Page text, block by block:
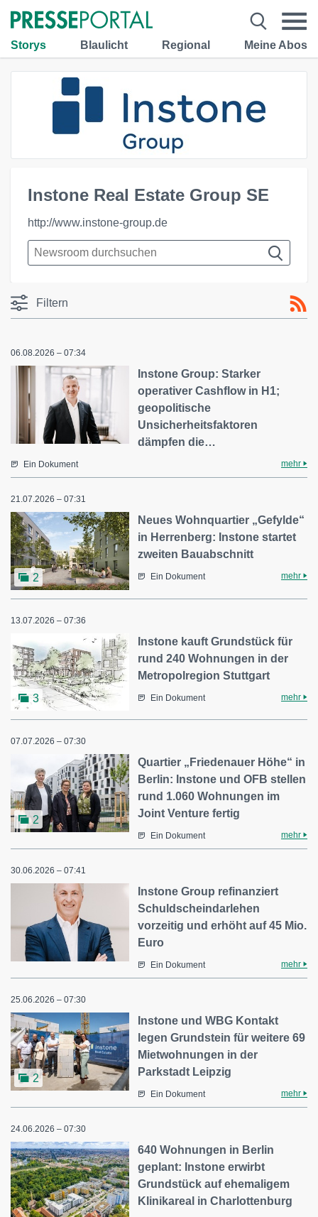
Storys Blaulicht Regional Meine Abos
Instone Real Estate Group SE
http://www.instone-group.de
Filtern
06.08.2026 – 07:34
Instone Group: Starker
operativer Cashflow in H1;
geopolitische
Unsicherheitsfaktoren
dämpfen die…
Ein Dokument mehr
21.07.2026 – 07:31
2
Neues Wohnquartier „Gefylde“
in Herrenberg: Instone startet
zweiten Bauabschnitt
Ein Dokument mehr
13.07.2026 – 07:36
3
Instone kauft Grundstück für
rund 240 Wohnungen in der
Metropolregion Stuttgart
Ein Dokument mehr
07.07.2026 – 07:30
2
Quartier „Friedenauer Höhe“ in
Berlin: Instone und OFB stellen
rund 1.060 Wohnungen im
Joint Venture fertig
Ein Dokument mehr
30.06.2026 – 07:41
Instone Group refinanziert
Schuldscheindarlehen
vorzeitig und erhöht auf 45 Mio.
Euro
Ein Dokument mehr
25.06.2026 – 07:30
2
Instone und WBG Kontakt
legen Grundstein für weitere 69
Mietwohnungen in der
Parkstadt Leipzig
Ein Dokument mehr
24.06.2026 – 07:30
640 Wohnungen in Berlin
geplant: Instone erwirbt
Grundstück auf ehemaligem
Klinikareal in Charlottenburg